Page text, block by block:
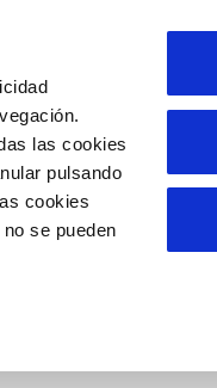
las cookies
pulsando
cookies
se pueden
PORTAL DE